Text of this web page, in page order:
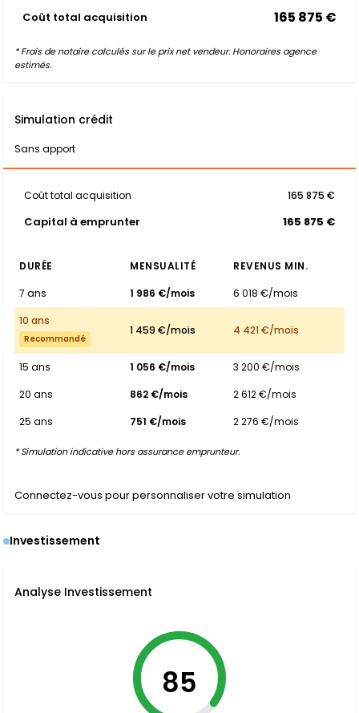
Coût total acquisition 165 875 €
* Frais de notaire calculés sur le prix net vendeur. Honoraires agence
estimés.
Simulation crédit
Sans apport
Coût total acquisition 165 875 €
Capital à emprunter 165 875 €
DURÉE MENSUALITÉ
REVENUS MIN.
7 ans
1 986 €/mois
6 018 €/mois
10 ans
Recommandé
1 459 €/mois 4 421 €/mois
15 ans 1 056 €/mois
3 200 €/mois
20 ans
862 €/mois
2 612 €/mois
25 ans
751 €/mois 2 276 €/mois
* Simulation indicative hors assurance emprunteur.
Connectez-vous pour personnaliser votre simulation
Investissement
Analyse Investissement
85